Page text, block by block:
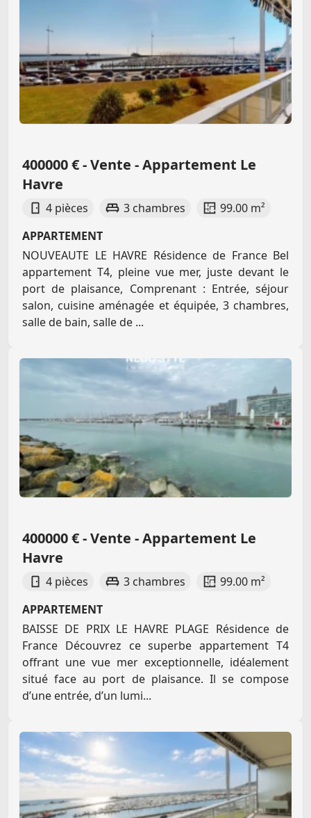
400000 € - Vente - Appartement Le
Havre
4 pièces 3 chambres
99.00 m²
APPARTEMENT
NOUVEAUTE LE HAVRE Résidence de France Bel
appartement T4, pleine vue mer, juste devant le
port de plaisance, Comprenant : Entrée, séjour
salon, cuisine aménagée et équipée, 3 chambres,
salle de bain, salle de ...
400000 € - Vente - Appartement Le
Havre
4 pièces 3 chambres
99.00 m²
APPARTEMENT
BAISSE DE PRIX LE HAVRE PLAGE Résidence de
France Découvrez ce superbe appartement T4
offrant une vue mer exceptionnelle, idéalement
situé face au port de plaisance. Il se compose
d’une entrée, d’un lumi...